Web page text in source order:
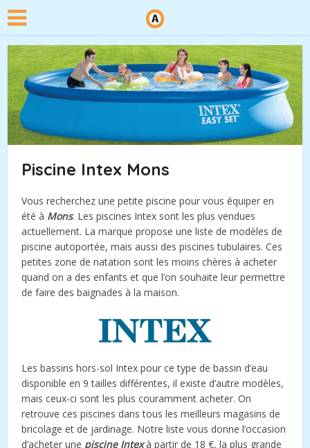
Piscine Intex Mons
Vous recherchez une petite piscine pour vous équiper en
été à Mons. Les piscines Intex sont les plus vendues
actuellement. La marque propose une liste de modèles de
piscine autoportée, mais aussi des piscines tubulaires. Ces
petites zone de natation sont les moins chères à acheter
quand on a des enfants et que l’on souhaite leur permettre
de faire des baignades à la maison.
Les bassins hors-sol Intex pour ce type de bassin d’eau
disponible en 9 tailles différentes, il existe d’autre modèles,
mais ceux-ci sont les plus couramment acheter. On
retrouve ces piscines dans tous les meilleurs magasins de
bricolage et de jardinage. Notre liste vous donne l’occasion
d’acheter une piscine Intexà partir de 18 €, la plus grande